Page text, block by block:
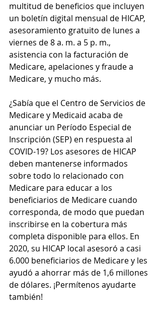
multitud de beneficios que incluyen
un boletín digital mensual de HICAP,
asesoramiento gratuito de lunes a
viernes de 8 a. m. a 5 p. m.,
asistencia con la facturación de
Medicare, apelaciones y fraude a
Medicare, y mucho más.
¿Sabía que el Centro de Servicios de
Medicare y Medicaid acaba de
anunciar un Período Especial de
Inscripción (SEP) en respuesta al
COVID-19? Los asesores de HICAP
deben mantenerse informados
sobre todo lo relacionado con
Medicare para educar a los
beneficiarios de Medicare cuando
corresponda, de modo que puedan
inscribirse en la cobertura más
completa disponible para ellos. En
2020, su HICAP local asesoró a casi
6.000 beneficiarios de Medicare y les
ayudó a ahorrar más de 1,6 millones
de dólares. ¡Permítenos ayudarte
también!